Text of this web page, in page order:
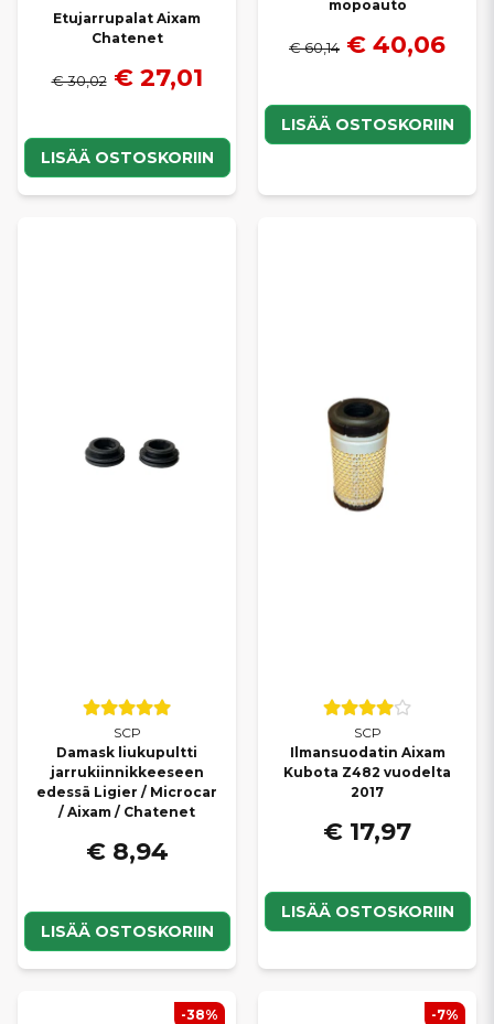
Etujarrupalat Aixam
Chatenet
€ 30,02 € 27,01
LISÄÄ OSTOSKORIIN
mopoauto
€ 60,14 € 40,06
LISÄÄ OSTOSKORIIN
SCP
Damask liukupultti
jarrukiinnikkeeseen
edessä Ligier / Microcar
/ Aixam / Chatenet
€ 8,94
LISÄÄ OSTOSKORIIN
SCP
Ilmansuodatin Aixam
Kubota Z482 vuodelta
2017
€ 17,97
LISÄÄ OSTOSKORIIN
-38% -7%